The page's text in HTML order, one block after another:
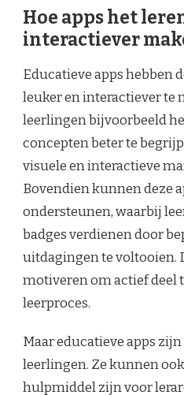
Hoe apps het
interactiever
Educatieve apps hebben
leuker en interactiever te
leerlingen bijvoorbeeld
concepten beter te
visuele en interactieve
Bovendien kunnen deze
ondersteunen, waarbij
badges verdienen door
uitdagingen te voltooien.
motiveren om actief deel
leerproces.
Maar educatieve apps
leerlingen. Ze kunnen
hulpmiddel zijn voor